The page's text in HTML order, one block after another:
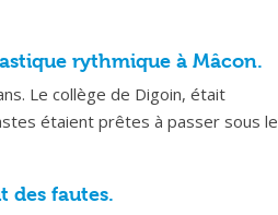
rythmique à Mâcon.
Le collège de Digoin, était
étaient prêtes à passer sous le
des fautes.